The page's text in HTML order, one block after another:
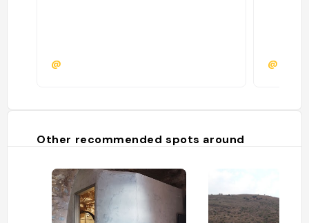
@ @
Other recommended spots around